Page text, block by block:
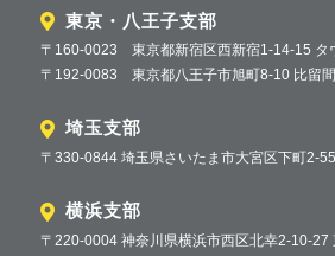
東京・八王子支部
〒160-0023 東京都新宿区西新宿1-14-15 タ
〒192-0083 東京都八王子市旭町8-10 比留
埼玉支部
〒330-0844 埼玉県さいたま市大宮区下町2-
横浜支部
〒220-0004 神奈川県横浜市西区北幸2-10-27